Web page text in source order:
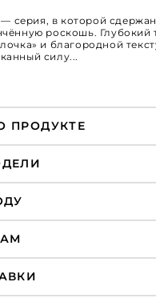
треугольной
— серия, в которой
роскошь. Глубокий
и благородной
силу...
ПРОДУКТЕ